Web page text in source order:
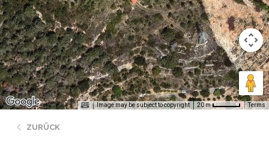
Image may be subject to copyright 20 m Terms
ZURÜCK